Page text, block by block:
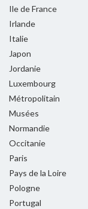
Ile de France
Irlande
Italie
Japon
Jordanie
Luxembourg
Métropolitain
Musées
Normandie
Occitanie
Paris
Pays de la Loire
Pologne
Portugal